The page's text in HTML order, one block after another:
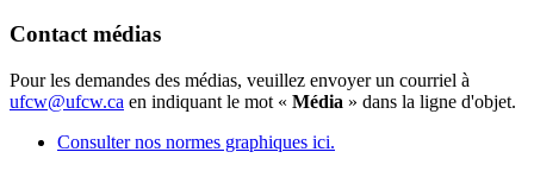
Contact médias
Pour les demandes des médias, veuillez envoyer un courriel à
ufcw@ufcw.ca en indiquant le mot « Média » dans la ligne d'objet.
Consulter nos normes graphiques ici.